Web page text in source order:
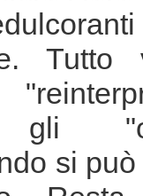
gli
si